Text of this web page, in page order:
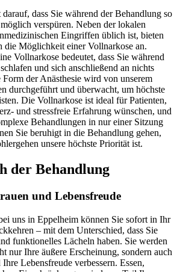
dass Sie während der Behandlung so
verspüren. Neben der lokalen
Eingriffen üblich ist, bieten
die Möglichkeit einer Vollnarkose an.
Vollnarkose bedeutet, dass Sie während
und sich anschließend an nichts
der Anästhesie wird von unserem
durchgeführt und überwacht, um höchste
Die Vollnarkose ist ideal für Patienten,
und stressfreie Erfahrung wünschen, und
Behandlungen in nur einer Sitzung
Sie beruhigt in die Behandlung gehen,
unsere höchste Priorität ist.
der Behandlung
und Lebensfreude
uns in Eppelheim können Sie sofort in Ihr
– mit dem Unterschied, dass Sie
funktionelles Lächeln haben. Sie werden
nur Ihre äußere Erscheinung, sondern auch
Lebensfreude verbessern. Essen,